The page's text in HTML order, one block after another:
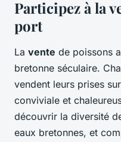
Participez à la
port
La vente de poissons
bretonne séculaire.
vendent leurs prises
conviviale et
découvrir la diversité
eaux bretonnes, et